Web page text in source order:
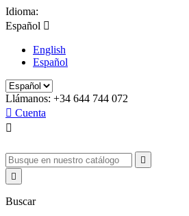
Idioma:
Español 
English
Español
Llámanos: +34 644 744 072
 Cuenta



Buscar